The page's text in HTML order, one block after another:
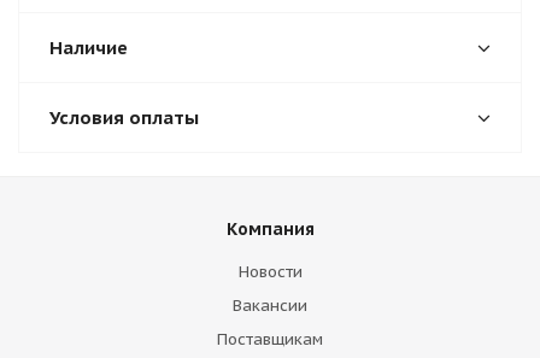
Наличие
Условия оплаты
Компания
Новости
Вакансии
Поставщикам